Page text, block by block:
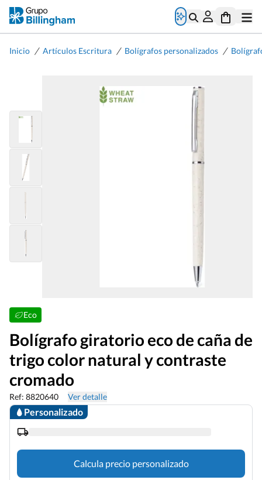
Inicio / Artículos Escritura / Bolígrafos personalizados /
Eco
Bolígrafo giratorio eco de caña de
trigo color natural y contraste
cromado
Ref: 8820640 Ver detalle
Personalizado
Calcula precio personalizado